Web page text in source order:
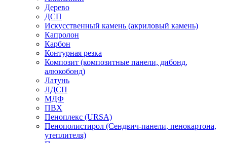
Дерево
ДСП
Искусственный камень (акриловый камень)
Капролон
Карбон
Контурная резка
Композит (композитные панели, дибонд,
алюкобонд)
Латунь
ЛДСП
МДФ
ПВХ
Пеноплекс (URSA)
Пенополистирол (Сендвич-панели, пенокартона,
утеплителя)